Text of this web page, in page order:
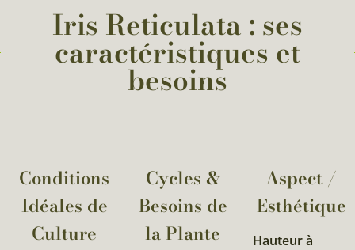
Iris Reticulata : ses
caractéristiques et
besoins
Conditions
Idéales de
Culture
Cycles &
Besoins de
la Plante​
Aspect /
Esthétique
Hauteur à